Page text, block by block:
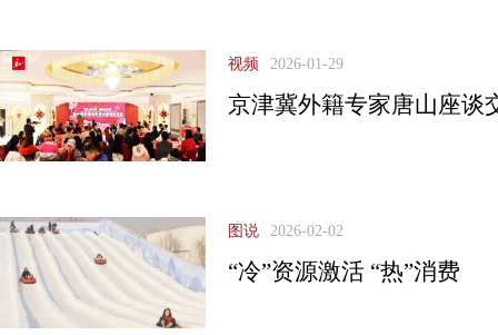
视频 2026-01-29
京津冀外籍专家唐山座谈
图说 2026-02-02
“冷”资源激活 “热”消费